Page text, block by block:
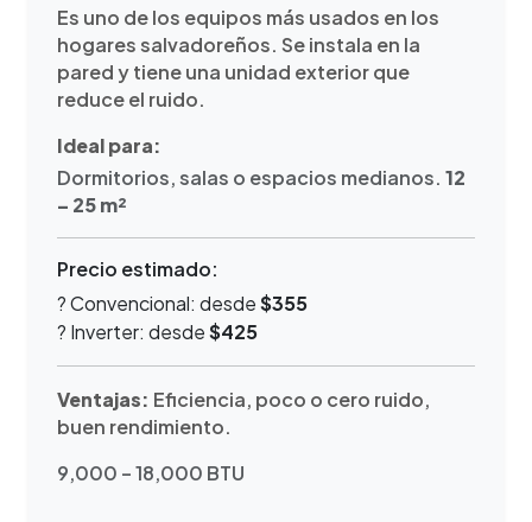
Es uno de los equipos más usados en los
hogares salvadoreños. Se instala en la
pared y tiene una unidad exterior que
reduce el ruido.
Ideal para:
Dormitorios, salas o espacios medianos. 12
– 25 m²
Precio estimado:
? Convencional: desde$355
? Inverter: desde$425
Ventajas: Eficiencia, poco o cero ruido,
buen rendimiento.
9,000 – 18,000 BTU